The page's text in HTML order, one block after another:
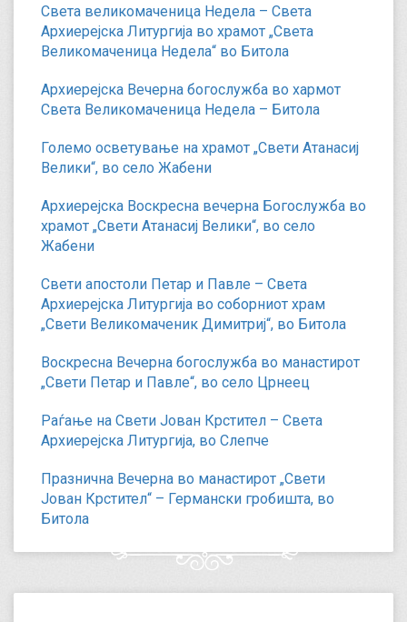
Света великомаченица Недела – Света
Архиерејска Литургија во храмот „Света
Великомаченица Недела“ во Битола
Архиерејска Вечерна богослужба во хармот
Света Великомаченица Недела – Битола
Големо осветување на храмот „Свети Атанасиј
Велики“, во село Жабени
Архиерејска Воскресна вечерна Богослужба во
храмот „Свети Атанасиј Велики“, во село
Жабени
Свети апостоли Петар и Павле – Света
Архиерејска Литургија во соборниот храм
„Свети Великомаченик Димитриј“, во Битола
Воскресна Вечерна богослужба во манастирот
„Свети Петар и Павле“, во село Црнеец
Раѓање на Свети Јован Крстител – Света
Архиерејска Литургија, во Слепче
Празнична Вечерна во манастирот „Свети
Јован Крстител“ – Германски гробишта, во
Битола